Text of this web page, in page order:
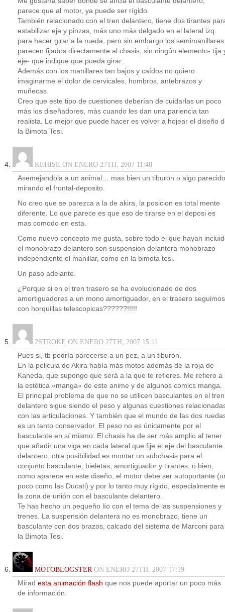
parece que al motor, ya puede ser rígido.
También relacionado con el tren delantero, tiene dos tirantes
estabilizar eje y pinzas, más uno más delgado en el lateral izq.
para hacer girar a la rueda, pero sin embargo los semimanillares
parecen fijados directamente al chasis, sin ningún elemento- tija
eje- que indique que pueda girar.
Además con los manillares tan bajos y caídos no quiero
imaginarme el dolor de cervicales, hombros, antebrazos y
muñecas.
Creo que este tipo de cuestiones deberían de cuidarlas un poco
más los diseñadores, más cuando les dan una pariencia tan
realista. Lo mejor que puede hacer es volver a hojear el diseño
la Bimota Tesi.
KEHISE ON ENERO 27TH, 2007 11:48
Asemejandola a un animal… mas bien un tiburon o algo parecido
mirando el frontal-deposito.
No creo que se parezca a la de akira, la posicion es total mente
diferente. Lo que parece es que eso de tirarse en el deposi es
mas comodo en esta.
Como nuevo concepto me gusta, sobre todo el que hayan
el monobrazo delantero son suspension delantera monobrazo
independiente el manillar, como en la bimota tesi.
Un paso adelante.
¿Porque si en el tren trasero se ha evolucionado de dos
amortiguadores a un mono amortiguador, en el trasero seguimos
con horquillas telescopicas??????!!!!!
2STROKE ON ENERO 27TH, 2007 15:11
Pues si, tb podría parecerse a un pez, a un tiburón.
En la pelicula de Akira había más motos además de la roja de
Kaneda, que supongo que será a la que te refieres. Me refiero a
la estética «manga» de este anime y de algunos comics manga.
El principal problema de que no se utilicen basculantes en el tren
delantero sigue siendo el peso y algunas cuestiones
con las articulaciones. Y también que el mundo de las dos
es un tanto conservador. El peso no es únicamente por el
basculante en sí mismo: El chasis ha de ser más amplio al tener
que añadir una viga en cada lateral que fije el eje del basculante
delantero; otra posibilidad es montar un subchasis para el
conjunto basculante, bieletas, amortiguador y tirantes; o bien,
como aparece en este diseño, el motor debe ser autoportante
poco como las Ducati) y por lo tanto muy rígido, especialmente
la zona de unión con el basculante delantero.
Te has hecho un pequeño lío con el tema de las suspensiones y
trenes. La suspensión delantera no es monobrazo, tiene un
basculante con dos brazos, calcado del sistema de Marconi para
la Bimota Tesi.
MOTOBLOGSTERON ENERO 27TH, 2007 17:19
Mirad esta animación flash que nos puede aportar un poco más
de información.